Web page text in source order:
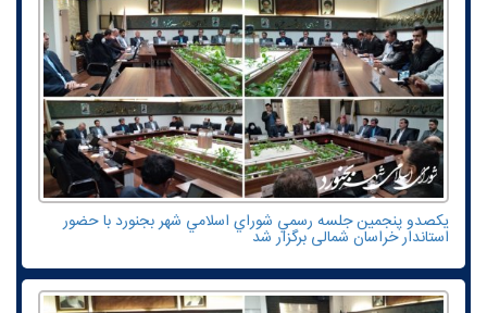
یکصدو پنجمين جلسه رسمي شوراي اسلامي شهر بجنورد با حضور
استاندار خراسان شمالی برگزار شد